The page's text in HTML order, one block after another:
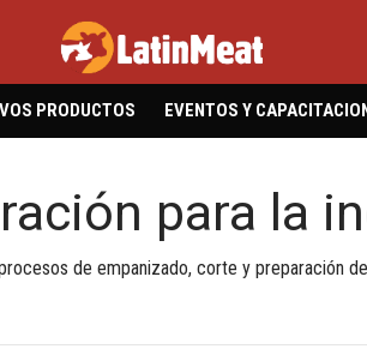
PRODUCTOS EVENTOS Y
para la
de empanizado, corte y preparación